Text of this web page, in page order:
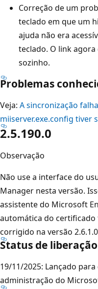
Correção de um
teclado em que um
ajuda não era
teclado. O link agora
sozinho.
Problemas
Veja: A sincronização
miiserver.exe.config
2.5.190.0
Observação
Não use a interface do
Manager nesta versão.
assistente do Microsoft
automática do certificado
corrigido na versão
Status de liberação
19/11/2025: Lançado
administração do